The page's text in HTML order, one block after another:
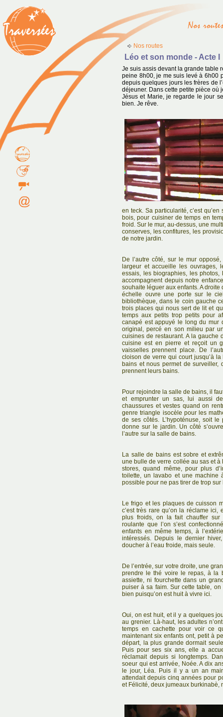
Nos routes
Léo et son monde - Acte I
Je suis assis devant la grande table
peine 8h00, je me suis levé à 6h00
depuis quelques jours les frères de
déjeuner. Dans cette petite pièce où
Jésus et Marie, je regarde le jour
bien. Je rêve.
en teck. Sa particularité, c’est
bois, pour cuisiner de temps en
froid. Sur le mur, au-dessus, une
conserves, les confitures, les
de notre jardin.
De l’autre côté, sur le mur
largeur et accueille les ouvrages,
essais, les biographies, les
accompagnent depuis notre
souhaite léguer aux enfants. A
échelle ouvre une porte sur le
bibliothèque, dans le coin gauche
trois places qui nous sert de lit et
temps aux petits trop petits pour
canapé est appuyé le long du mur
original, percé en son milieu par
cuisines de restaurant. A la
cuisine est en pierre et reçoit un
vaisselles prennent place. De
cloison de verre qui court jusqu’à
bains et nous permet de
prennent leurs bains.
Pour rejoindre la salle de bains, il
et emprunter un sas, lui aussi
chaussures et vestes quand on
genre triangle isocèle pour les
de ses côtés. L’hypoténuse, soit
donne sur le jardin. Un côté
l’autre sur la salle de bains.
La salle de bains est sobre et
une bulle de verre collée au sas et
stores, quand même, pour plus
toilette, un lavabo et une machine
possible pour ne pas tirer de trop
Le frigo et les plaques de cuisson
c’est très rare qu’on la réclame
plus froids, on la fait chauffer
roulante que l’on s’est
enfants en même temps, à
intéressés. Depuis le dernier
doucher à l’eau froide, mais seule.
De l’entrée, sur votre droite, une
prendre le thé voire le repas, à la
assiette, ni fourchette dans un
puiser à sa faim. Sur cette table,
bien puisqu’on est huit à vivre ici.
Oui, on est huit, et il y a quelques
au grenier. Là-haut, les adultes
temps en cachette pour voir ce
maintenant six enfants ont, petit à
départ, la plus grande dormait
Puis pour ses six ans, elle a
réclamait depuis si longtemps.
soeur qui est arrivée, Noée. A dix
le jour, Léa. Puis il y a un an
attendait depuis cinq années pour
et Félicité, deux jumeaux burkinabè,